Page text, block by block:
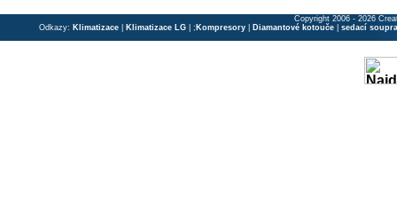
Copyright 2006 - 2026
Odkazy: Klimatizace Klimatizace LG | ; Kompresory Diamantové kotouče sedací